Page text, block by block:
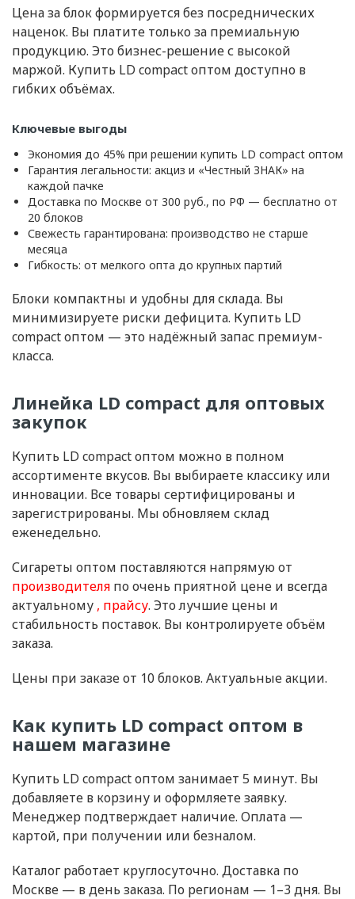
Цена за блок формируется без посреднических
наценок. Вы платите только за премиальную
продукцию. Это бизнес-решение с высокой
маржой. Купить LD compact оптом доступно в
гибких объёмах.
Ключевые выгоды
Экономия до 45% при решении купить LD compact оптом
Гарантия легальности: акциз и «Честный ЗНАК» на
каждой пачке
Доставка по Москве от 300 руб., по РФ — бесплатно от
20 блоков
Свежесть гарантирована: производство не старше
месяца
Гибкость: от мелкого опта до крупных партий
Блоки компактны и удобны для склада. Вы
минимизируете риски дефицита. Купить LD
compact оптом — это надёжный запас премиум-
класса.
Линейка LD compact для оптовых
закупок
Купить LD compact оптом можно в полном
ассортименте вкусов. Вы выбираете классику или
инновации. Все товары сертифицированы и
зарегистрированы. Мы обновляем склад
еженедельно.
Сигареты оптом поставляются напрямую от
производителя по очень приятной цене и всегда
актуальному прайсу. Это лучшие цены и
стабильность поставок. Вы контролируете объём
заказа.
Цены при заказе от 10 блоков. Актуальные акции.
Как купить LD compact оптом в
нашем магазине
Купить LD compact оптом занимает 5 минут. Вы
добавляете в корзину и оформляете заявку.
Менеджер подтверждает наличие. Оплата —
картой, при получении или безналом.
Каталог работает круглосуточно. Доставка по
Москве — в день заказа. По регионам — 1–3 дня. Вы